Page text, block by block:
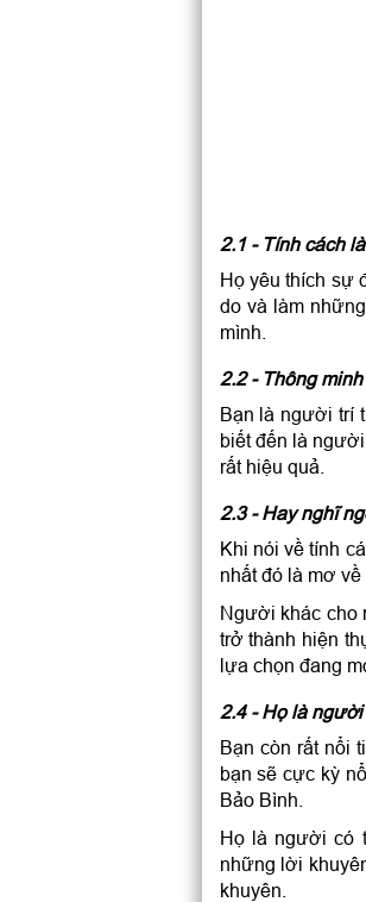
2.1 - Tính cách
Họ yêu thích sự
do và làm
mình.
2.2 - Thông
Bạn là người trí
biết đến là
rất hiệu quả.
2.3 - Hay nghĩ
Khi nói về tính
nhất đó là mơ về
Người khác cho
trở thành hiện
lựa chọn đang
2.4 - Họ là
Bạn còn rất nổi
bạn sẽ cực kỳ
Bảo Bình.
Họ là người có
những lời
khuyên.